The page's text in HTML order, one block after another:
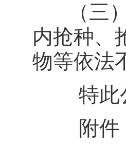
（三）
内抢种、
物等依法
特此公
附件：